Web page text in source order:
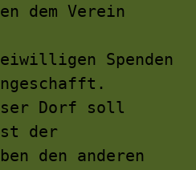
dem Verein
Spenden
Dorf soll
der
den anderen